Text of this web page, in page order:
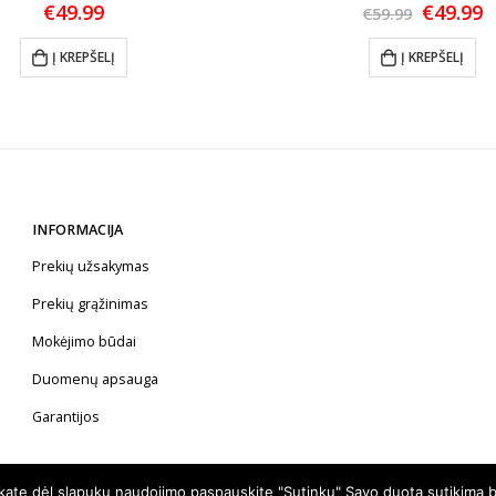
€49.99
Į KREPŠELĮ
€59.99 Original
was:
€59.99.
€49.99
Į KREPŠELĮ
INFORMACIJA
Prekių užsakymas
Prekių grąžinimas
Mokėjimo būdai
Duomenų apsauga
Garantijos
dėl slapukų naudojimo paspauskite "Sutinku" Savo duotą